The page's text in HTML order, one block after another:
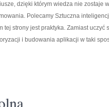
dzięki którym wiedza nie zostaje
Polecamy Sztuczna
tej strony jest praktyka. Zamiast
i budowania aplikacji w taki